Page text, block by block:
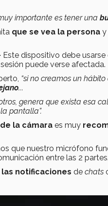
importante es tener una
que se vea la persona y
Este dispositivo debe
puede verse afectada.
“si no creamos un
...
genera que exista esa
pantalla”.
la cámara es muy
que nuestro micrófono
entre las 2 partes.
notificaciones de chats